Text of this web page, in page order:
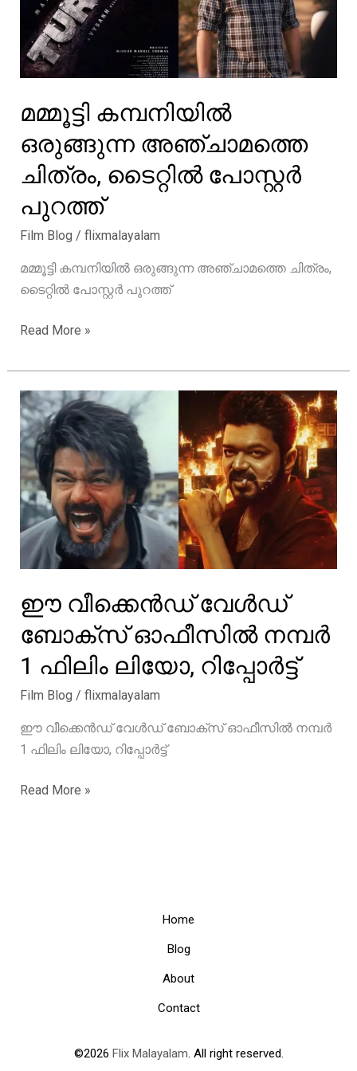
മമ്മൂട്ടി കമ്പനിയിൽ
ഒരുങ്ങുന്ന അഞ്ചാമത്തെ
ചിത്രം, ടൈറ്റിൽ പോസ്റ്റർ
പുറത്ത്
Film Blog / flixmalayalam
മമ്മൂട്ടി കമ്പനിയിൽ ഒരുങ്ങുന്ന അഞ്ചാമത്തെ ചിത്രം,
ടൈറ്റിൽ പോസ്റ്റർ പുറത്ത്
മമ്മൂട്ടി
ഒരുങ്ങുന്ന
അഞ്ചാമത്തെ
ചിത്രം,
ടൈറ്റിൽ
പോസ്റ്റർ
പുറത്ത്
Read More »
ഈ വീക്കെൻഡ് വേൾഡ്
ബോക്സ് ഓഫീസിൽ നമ്പർ
1 ഫിലിം ലിയോ, റിപ്പോർട്ട്
Film Blog / flixmalayalam
ഈ വീക്കെൻഡ് വേൾഡ് ബോക്സ് ഓഫീസിൽ നമ്പർ
1 ഫിലിം ലിയോ, റിപ്പോർട്ട്
ഈ
Read More »
Home
Blog
About
Contact
©2026 Flix Malayalam. All right reserved.